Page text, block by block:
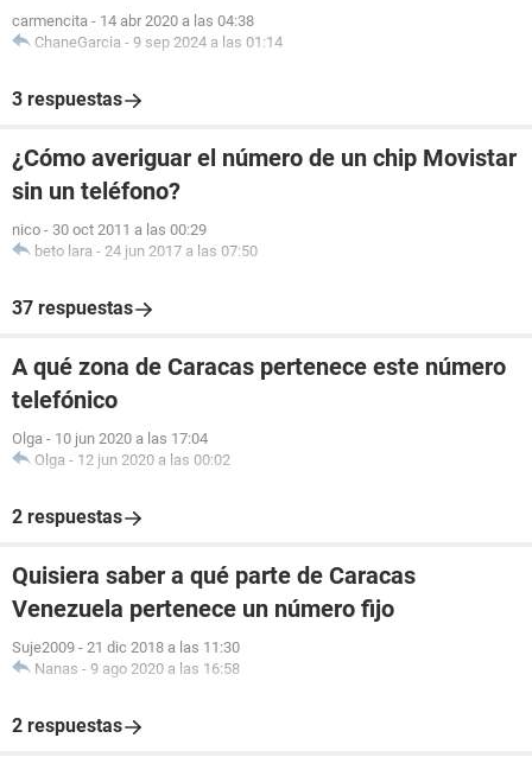
carmencita - 14 abr 2020 a las 04:38
ChaneGarcia - 9 sep 2024 a las 01:14
3 respuestas
¿Cómo averiguar el número de un chip Movistar
sin un teléfono?
nico - 30 oct 2011 a las 00:29
beto lara - 24 jun 2017 a las 07:50
37 respuestas
A qué zona de Caracas pertenece este número
telefónico
Olga - 10 jun 2020 a las 17:04
Olga - 12 jun 2020 a las 00:02
2 respuestas
Quisiera saber a qué parte de Caracas
Venezuela pertenece un número fijo
Suje2009 - 21 dic 2018 a las 11:30
Nanas - 9 ago 2020 a las 16:58
2 respuestas